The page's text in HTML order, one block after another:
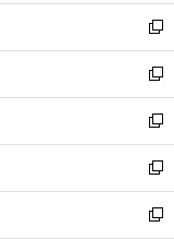
ン
ド
ウ
で
開
く
ウ
ィ
ン
ド
ウ
で
開
く
し
い
ウ
ィ
ン
ド
ウ
で
開
く
新
し
い
ウ
ィ
ン
ド
ウ
で
新
し
い
ウ
ィ
ン
ド
新
し
い
ウ
ィ
新
し
い
新